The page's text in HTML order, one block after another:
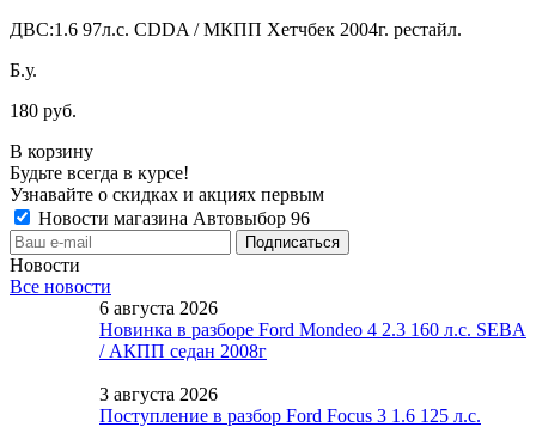
ДВС:1.6 97л.с. CDDA / МКПП Хетчбек 2004г. рестайл.
Б.у.
180 руб.
В корзину
Будьте всегда в курсе!
Узнавайте о скидках и акциях первым
Новости магазина Автовыбор 96
Новости
Все новости
6 августа 2026
Новинка в разборе Ford Mondeo 4 2.3 160 л.с. SEBA
/ АКПП седан 2008г
3 августа 2026
Поступление в разбор Ford Focus 3 1.6 125 л.с.